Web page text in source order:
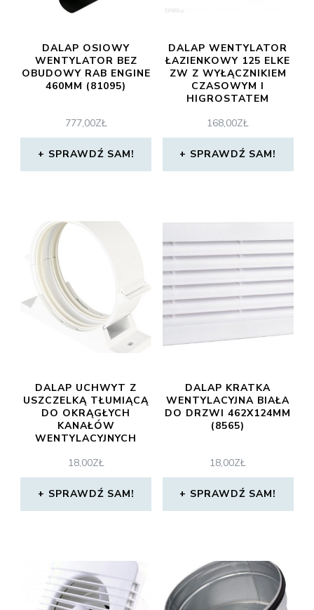
DALAP OSIOWY
WENTYLATOR BEZ
OBUDOWY RAB ENGINE
460MM (81095)
777,00ZŁ
SPRAWDŹ SAM!
DALAP WENTYLATOR
ŁAZIENKOWY 125 ELKE
ZW Z WYŁĄCZNIKIEM
CZASOWYM I
HIGROSTATEM
168,00ZŁ
SPRAWDŹ SAM!
DALAP UCHWYT Z
USZCZELKĄ TŁUMIĄCĄ
DO OKRĄGŁYCH
KANAŁÓW
WENTYLACYJNYCH
18,00ZŁ
SPRAWDŹ SAM!
DALAP KRATKA
WENTYLACYJNA BIAŁA
DO DRZWI 462X124MM
(8565)
18,00ZŁ
SPRAWDŹ SAM!